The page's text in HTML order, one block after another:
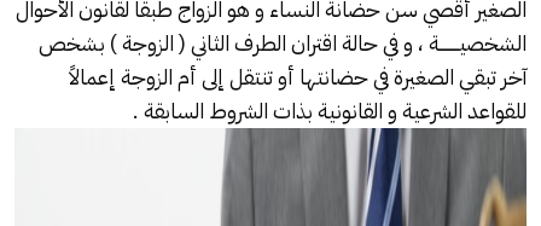
الصغير أقصي سن حضانة النساء و هو الزواج طبقاً لقانون الأحوال
الشخصيــــــــة ، و في حالة اقتران الطرف الثاني ( الزوجة ) بشخص
آخر تبقي الصغيرة في حضانتها أو تنتقل إلى أم الزوجة إعمالاً
للقواعد الشرعية و القانونية بذات الشروط السابقة .